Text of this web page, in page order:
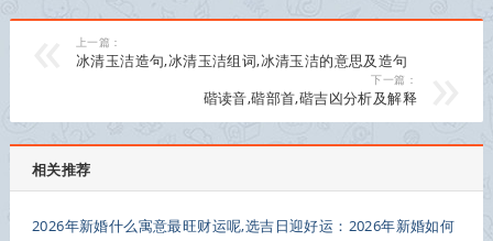
上一篇：
冰清玉洁造句,冰清玉洁组词,冰清玉洁的意思及造句
下一篇：
䃈读音,䃈部首,䃈吉凶分析及解释
相关推荐
2026年新婚什么寓意最旺财运呢,选吉日迎好运：2026年新婚如何